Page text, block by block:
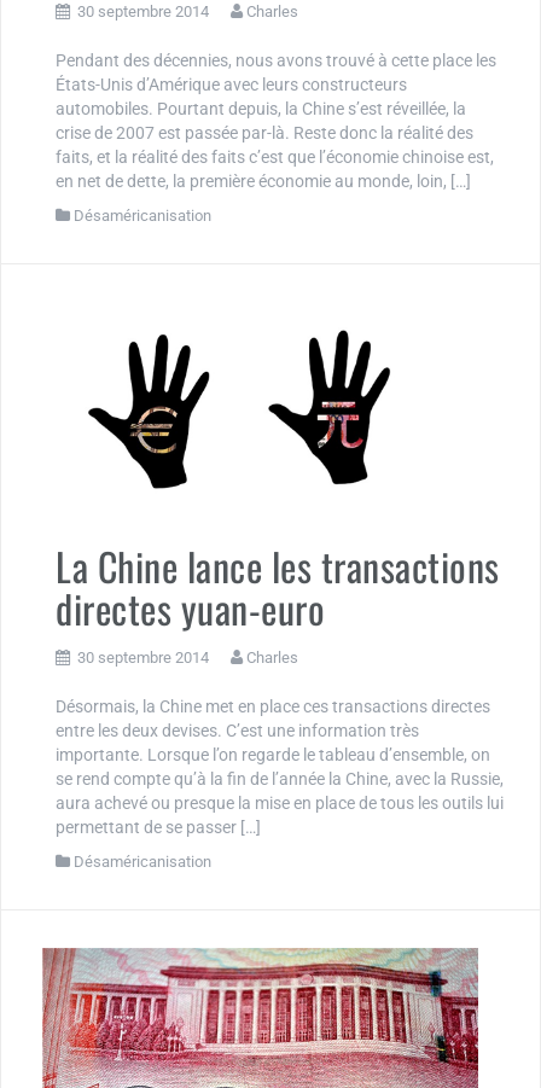
30 septembre 2014 Charles
Pendant des décennies, nous avons trouvé à cette place les
États-Unis d’Amérique avec leurs constructeurs
automobiles. Pourtant depuis, la Chine s’est réveillée, la
crise de 2007 est passée par-là. Reste donc la réalité des
faits, et la réalité des faits c’est que l’économie chinoise est,
en net de dette, la première économie au monde, loin, […]
Désaméricanisation
La Chine lance les transactions
directes yuan-euro
30 septembre 2014 Charles
Désormais, la Chine met en place ces transactions directes
entre les deux devises. C’est une information très
importante. Lorsque l’on regarde le tableau d’ensemble, on
se rend compte qu’à la fin de l’année la Chine, avec la Russie,
aura achevé ou presque la mise en place de tous les outils lui
permettant de se passer […]
Désaméricanisation